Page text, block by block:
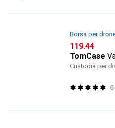
Borsa per
CHF
119.44
TomCase
Custodia per
6